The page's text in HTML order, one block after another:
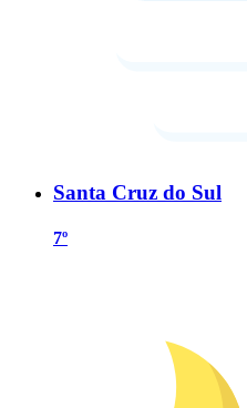
Santa Cruz do Sul
7º